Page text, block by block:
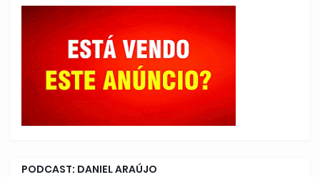
PODCAST: DANIEL ARAÚJO